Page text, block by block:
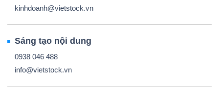
kinhdoanh@vietstock.vn
Sáng tạo nội dung
0938 046 488
info@vietstock.vn